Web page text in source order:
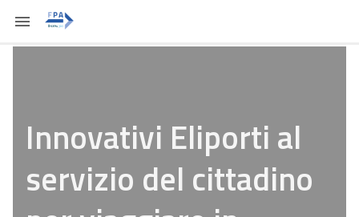
Innovativi Eliporti al
servizio del cittadino